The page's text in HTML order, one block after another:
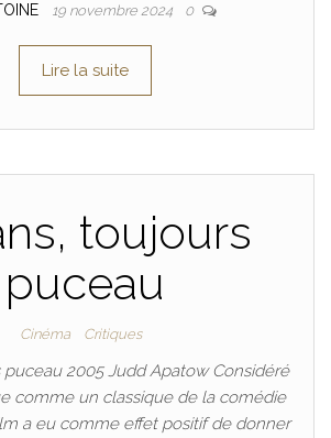
19 novembre 2024 0
Lire la suite
toujours
puceau
Cinéma Critiques
2005 Judd Apatow Considéré
comme un classique de la comédie
a eu comme effet positif de donner